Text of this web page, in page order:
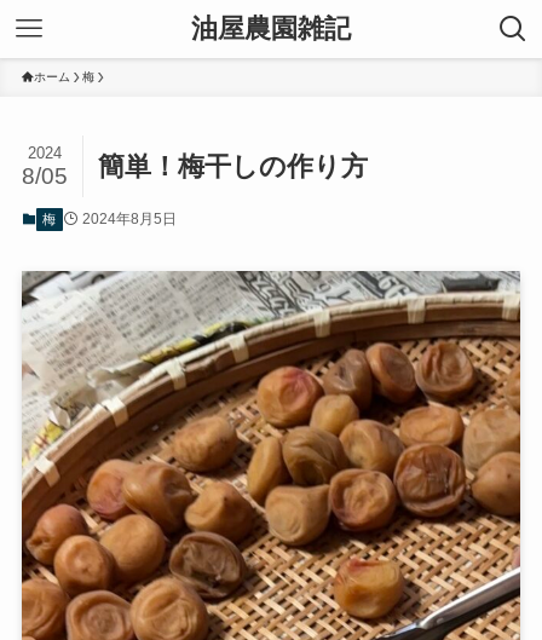
油屋農園雑記
ホーム 梅
簡単！梅干しの作り方
2024
8/05
梅 2024年8月5日